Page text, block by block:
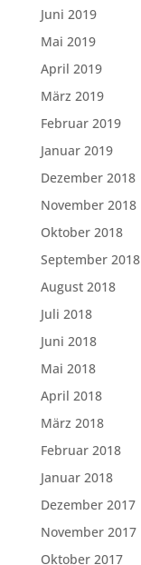
Juni 2019
Mai 2019
April 2019
März 2019
Februar 2019
Januar 2019
Dezember 2018
November 2018
Oktober 2018
September 2018
August 2018
Juli 2018
Juni 2018
Mai 2018
April 2018
März 2018
Februar 2018
Januar 2018
Dezember 2017
November 2017
Oktober 2017